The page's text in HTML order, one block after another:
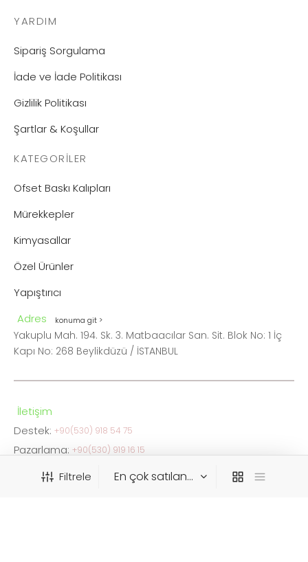
Filtrele
YARDIM
Sipariş Sorgulama
İade ve İade Politikası
Gizlilik Politikası
Şartlar & Koşullar
KATEGORILER
Ofset Baskı Kalıpları
Mürekkepler
Kimyasallar
Özel Ürünler
Yapıştırıcı
Adres
konuma git >
Yakuplu Mah. 194. Sk. 3. Matbaacılar San. Sit. Blok No: 1 İç
Kapı No: 268 Beylikdüzü / İSTANBUL
İletişim
Destek: +90(530) 918 54 75
Pazarlama: +90(530) 919 16 15
0212 876 05 34